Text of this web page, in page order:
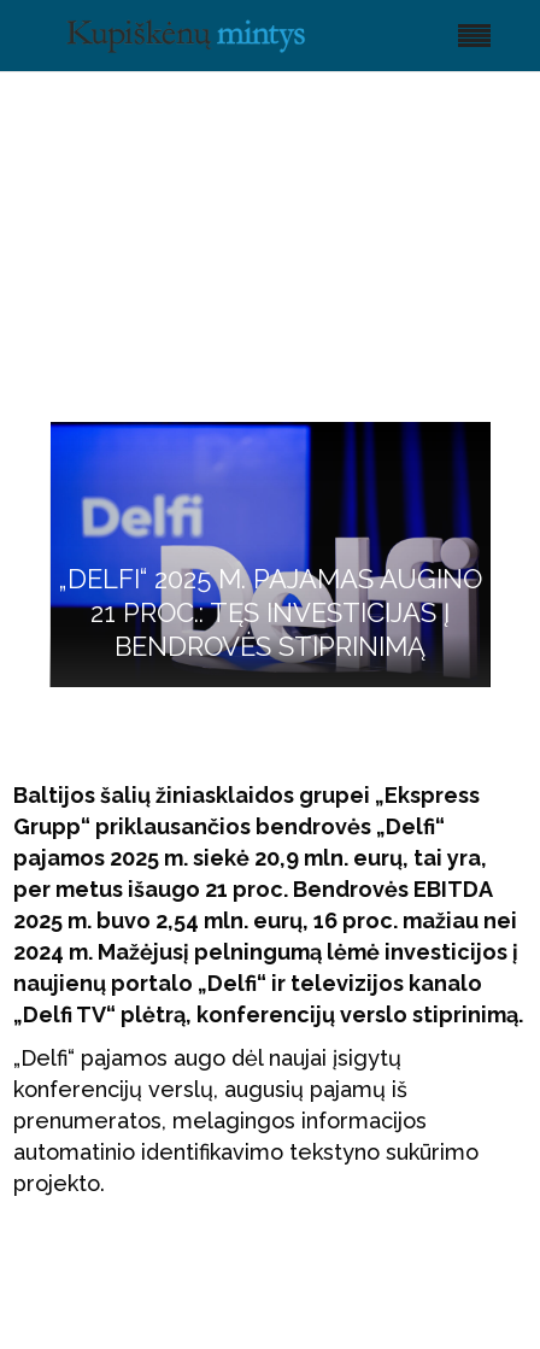
„DELFI“ 2025 M. PAJAMAS AUGINO
21 PROC.: TĘS INVESTICIJAS Į
BENDROVĖS STIPRINIMĄ
Baltijos šalių žiniasklaidos grupei „Ekspress
Grupp“ priklausančios bendrovės „Delfi“
pajamos 2025 m. siekė 20,9 mln. eurų, tai yra,
per metus išaugo 21 proc. Bendrovės EBITDA
2025 m. buvo 2,54 mln. eurų,16 proc. mažiau nei
2024 m. Mažėjusį pelningumą lėmė investicijos į
naujienų portalo „Delfi“ ir televizijos kanalo
„Delfi TV“ plėtrą, konferencijų verslo stiprinimą.
„Delfi“ pajamos augo dėl naujai įsigytų
konferencijų verslų, augusių pajamų iš
prenumeratos, melagingos informacijos
automatinio identifikavimo tekstyno sukūrimo
projekto.